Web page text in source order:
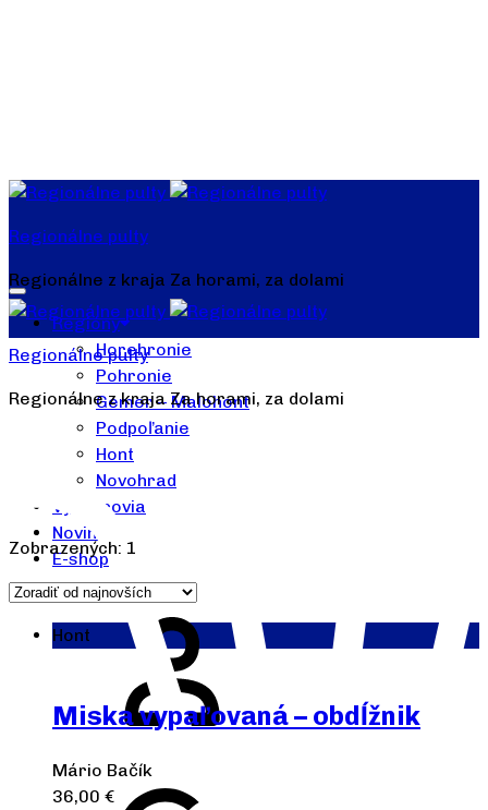
Regionálne pulty
Regionálne z kraja Za horami, za dolami
Regióny
Horehronie
Pohronie
Gemer – Malohont
Podpoľanie
Hont
Novohrad
Výrobcovia
Novinky
E-shop
Regionálne pulty
Regionálne z kraja Za horami, za dolami
Zobrazených: 1
Hont
Miska vypaľovaná – obdĺžnik
Mário Bačík
36,00 €